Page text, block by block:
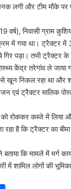
लगी और टीम मौके पर
वर्ष), निवासी ग्राम
में गया था। ट्रैक्टर
पड़ा। तभी ट्रैक्टर
केंद्र तरेगांव ले जाया
निकल रहा था और
एवं ट्रैक्टर मालिक
रोककर कब्जे में लिया
रहा है कि ट्रैक्टर का
बताया कि मामले में
शामिल लोगों की